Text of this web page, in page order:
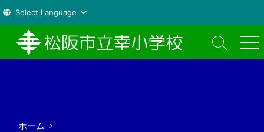
テ
検
索
メ
ニ
ホーム >